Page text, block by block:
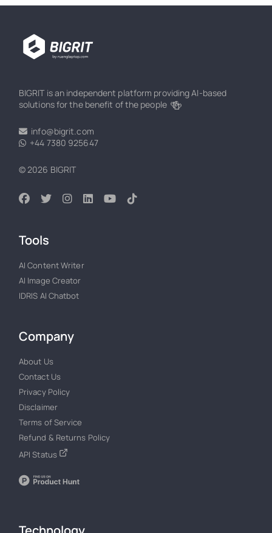
BIGRIT is an independent platform providing AI-based
solutions for the benefit of the people 🍻
info@bigrit.com
+44 7380 925647
© 2026 BIGRIT
Tools
AI Content Writer
AI Image Creator
IDRIS AI Chatbot
Company
About Us
Contact Us
Privacy Policy
Disclaimer
Terms of Service
Refund & Returns Policy
API Status